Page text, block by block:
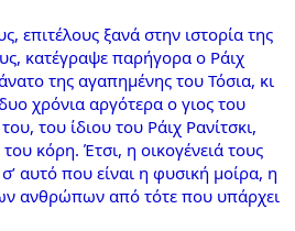
επιτέλους ξανά στην ιστορία της
κατέγραψε παρήγορα ο Ράιχ
της αγαπημένης του Τόσια, κι
χρόνια αργότερα ο γιος του
του ίδιου του Ράιχ Ρανίτσκι,
κόρη. Έτσι, η οικογένειά τους
αυτό που είναι η φυσική μοίρα, η
ανθρώπων από τότε που υπάρχει